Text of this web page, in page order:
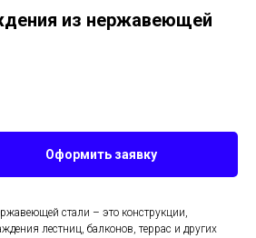
из нержавеющей
Оформить заявку
стали – это конструкции,
лестниц, балконов, террас и других